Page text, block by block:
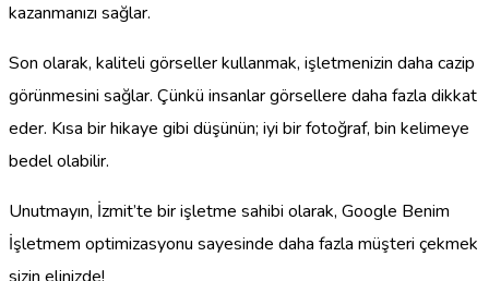
kazanmanızı sağlar.
Son olarak, kaliteli görseller kullanmak, işletmenizin daha cazip
görünmesini sağlar. Çünkü insanlar görsellere daha fazla dikkat
eder. Kısa bir hikaye gibi düşünün; iyi bir fotoğraf, bin kelimeye
bedel olabilir.
Unutmayın, İzmit’te bir işletme sahibi olarak, Google Benim
İşletmem optimizasyonu sayesinde daha fazla müşteri çekmek